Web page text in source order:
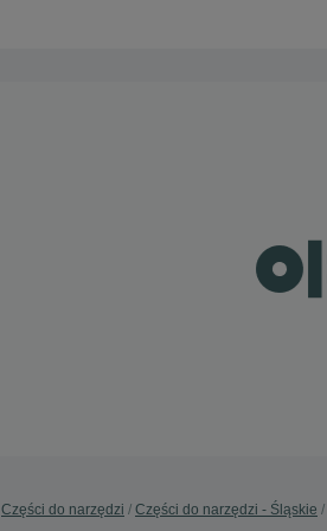
Części do narzędzi Części do narzędzi - Śląskie